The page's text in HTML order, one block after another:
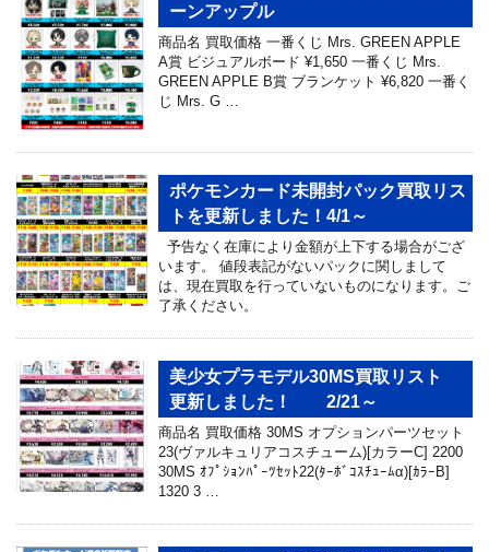
ーンアップル
商品名 買取価格 一番くじ Mrs. GREEN APPLE
A賞 ビジュアルボード ¥1,650 一番くじ Mrs.
GREEN APPLE B賞 ブランケット ¥6,820 一番く
じ Mrs. G …
ポケモンカード未開封パック買取リス
トを更新しました！4/1～
予告なく在庫により金額が上下する場合がござ
います。 値段表記がないパックに関しまして
は、現在買取を行っていないものになります。ご
了承ください。
美少女プラモデル30MS買取リスト
更新しました！ 2/21～
商品名 買取価格 30MS オプションパーツセット
23(ヴァルキュリアコスチューム)[カラーC] 2200
30MS ｵﾌﾟｼｮﾝﾊﾟｰﾂｾｯﾄ22(ﾀｰﾎﾞｺｽﾁｭｰﾑα)[ｶﾗｰB]
1320 3 …